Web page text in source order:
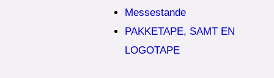
Messestande
PAKKETAPE, SAMT EN
LOGOTAPE